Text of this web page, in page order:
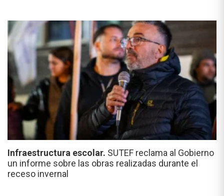
Infraestructura escolar. SUTEF reclama al Gobierno
un informe sobre las obras realizadas durante el
receso invernal